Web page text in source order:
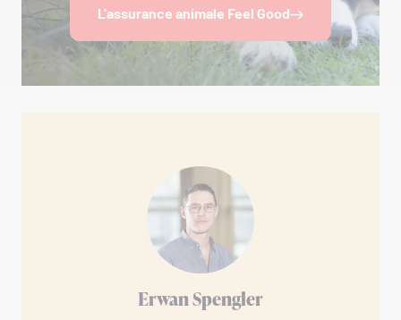
L'assurance animale Feel Good
Erwan Spengler